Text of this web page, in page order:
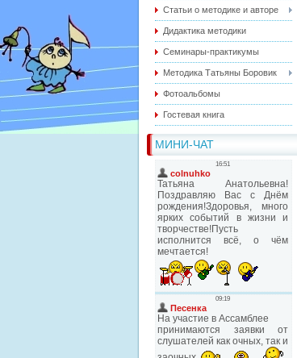
Статьи о методике и авторе
Дидактика методики
Семинары-практикумы
Методика Татьяны Боровик
Фотоальбомы
Гостевая книга
МИНИ-ЧАТ